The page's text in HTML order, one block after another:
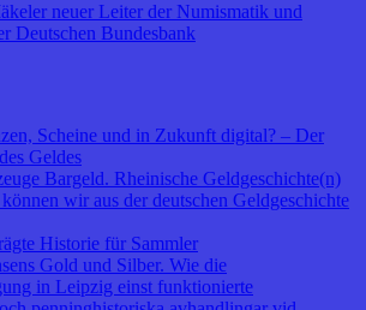
neuer Leiter der Numismatik und
Deutschen Bundesbank
Scheine und in Zukunft digital? – Der
Geldes
Bargeld. Rheinische Geldgeschichte(n)
wir aus der deutschen Geldgeschichte
Historie für Sammler
Gold und Silber. Wie die
in Leipzig einst funktionierte